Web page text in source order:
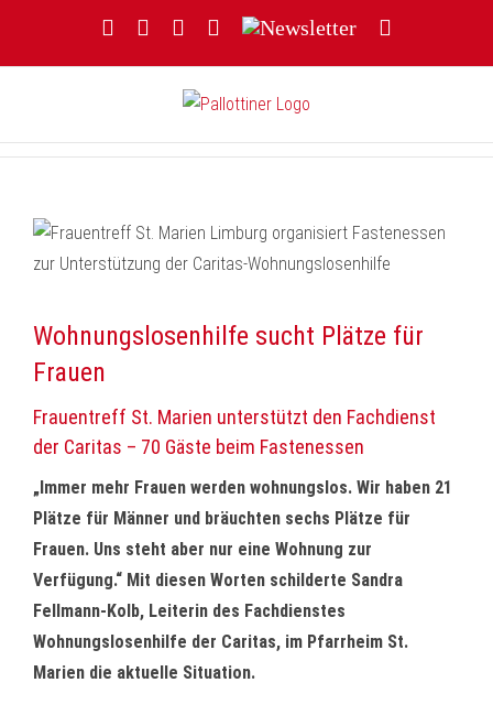
FacebookYouTubeInstagram
Threads
Newsletter
Wohnungslosenhilfe sucht Plätze für
Frauen
Frauentreff St. Marien unterstützt den Fachdienst
der Caritas – 70 Gäste beim Fastenessen
„Immer mehr Frauen werden wohnungslos. Wir haben 21
Plätze für Männer und bräuchten sechs Plätze für
Frauen. Uns steht aber nur eine Wohnung zur
Verfügung.“ Mit diesen Worten schilderte Sandra
Fellmann-Kolb, Leiterin des Fachdienstes
Wohnungslosenhilfe der Caritas, im Pfarrheim St.
Marien die aktuelle Situation.